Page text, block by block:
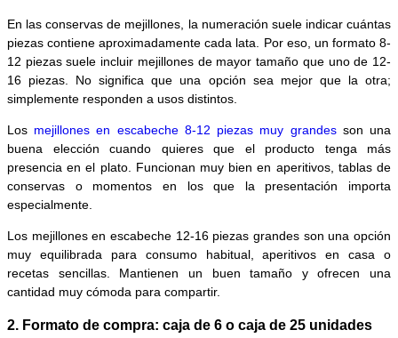
En las conservas de mejillones, la numeración suele indicar cuántas
piezas contiene aproximadamente cada lata. Por eso, un formato 8-
12 piezas suele incluir mejillones de mayor tamaño que uno de 12-
16 piezas. No significa que una opción sea mejor que la otra;
simplemente responden a usos distintos.
Los mejillones en escabeche 8-12 piezas muy grandesson una
buena elección cuando quieres que el producto tenga más
presencia en el plato. Funcionan muy bien en aperitivos, tablas de
conservas o momentos en los que la presentación importa
especialmente.
Los mejillones en escabeche 12-16 piezas grandes son una opción
muy equilibrada para consumo habitual, aperitivos en casa o
recetas sencillas. Mantienen un buen tamaño y ofrecen una
cantidad muy cómoda para compartir.
2. Formato de compra: caja de 6 o caja de 25 unidades